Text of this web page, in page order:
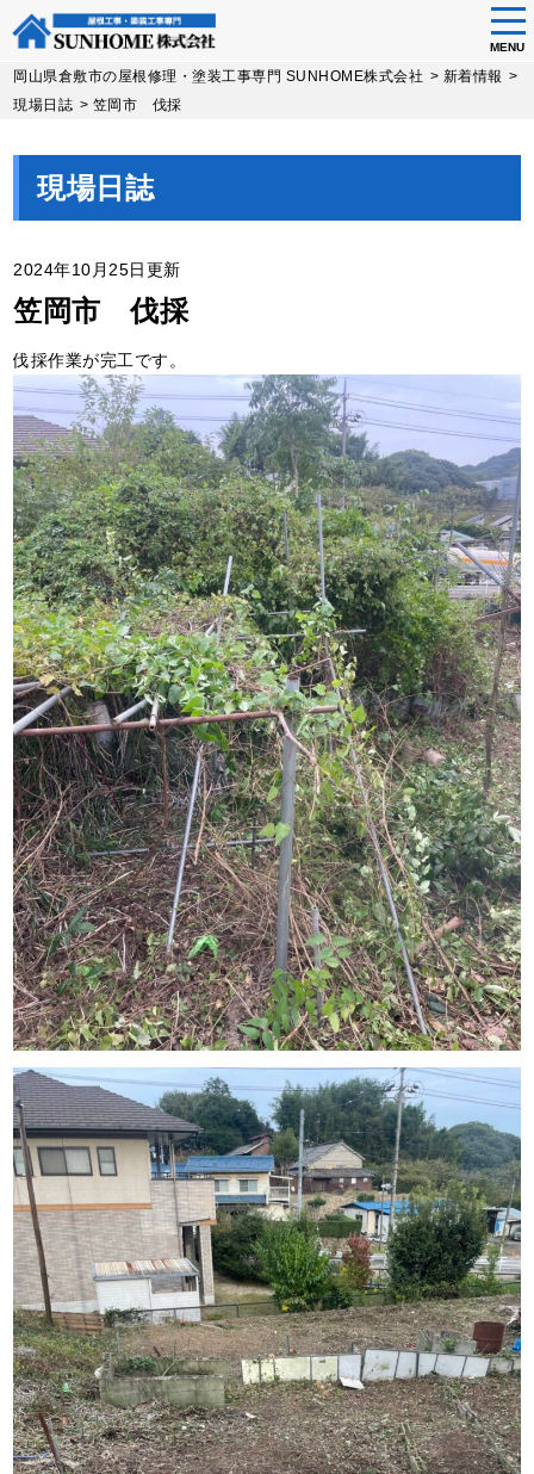
Skip
to
MENU
岡山県倉敷市の屋根修理・塗装工事専門 SUNHOME株式会社 > 新着情報 >
現場日誌 > 笠岡市 伐採
現場日誌
2024年10月25日更新
笠岡市 伐採
伐採作業が完工です。